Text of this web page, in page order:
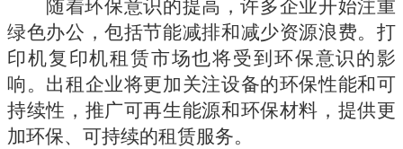
随着环保意识的提高，许多企业开始注重
绿色办公，包括节能减排和减少资源浪费。打
印机复印机租赁市场也将受到环保意识的影
响。出租企业将更加关注设备的环保性能和可
持续性，推广可再生能源和环保材料，提供更
加环保、可持续的租赁服务。